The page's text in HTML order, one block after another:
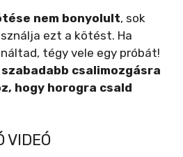
nem bonyolult, sok
ezt a kötést. Ha
tégy vele egy próbát!
csalimozgásra
hogy horogra csald
VIDEÓ